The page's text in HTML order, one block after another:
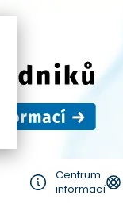
Centrum
informací